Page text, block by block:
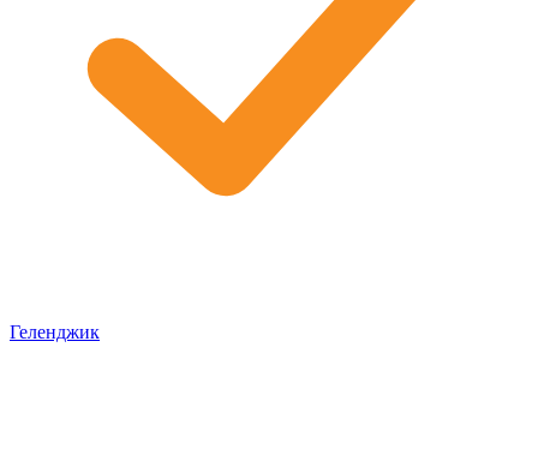
Геленджик